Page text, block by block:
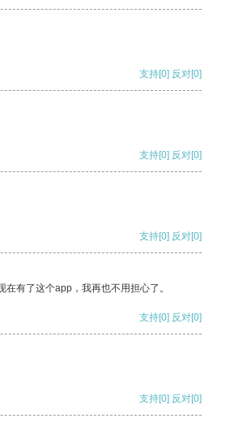
支持[0] 反对[0]
支持[0] 反对[0]
支持[0] 反对[0]
有了这个app，我再也不用担心了。
支持[0] 反对[0]
支持[0] 反对[0]